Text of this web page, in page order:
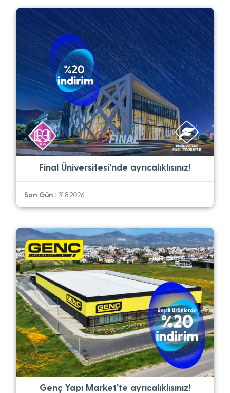
Final Üniversitesi'nde ayrıcalıklısınız!
Son Gün : 31.8.2026
Genç Yapı Market'te ayrıcalıklısınız!